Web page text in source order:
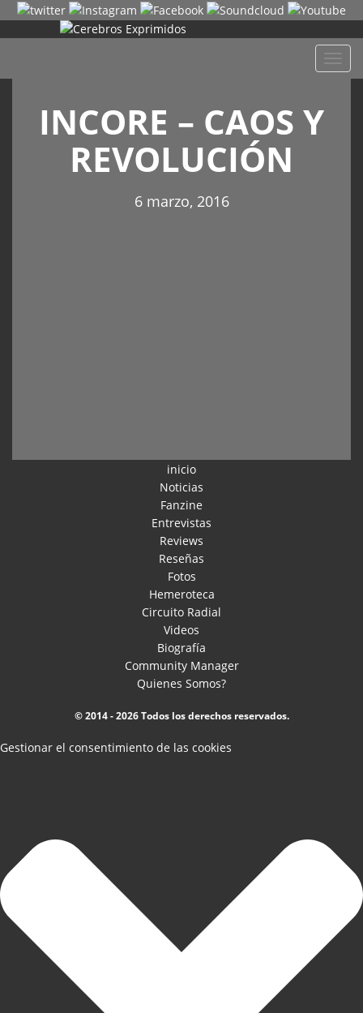
INCORE – CAOS Y
REVOLUCIÓN
6 marzo, 2016
inicio
Noticias
Fanzine
Entrevistas
Reviews
Reseñas
Fotos
Hemeroteca
Circuito Radial
Videos
Biografía
Community Manager
Quienes Somos?
© 2014 - 2026 Todos los derechos reservados.
Gestionar el consentimiento de las cookies